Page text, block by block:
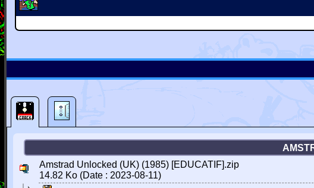
Amstrad Unlocked (UK) (1985) [EDUCATIF].zip
14.82 Ko (Date : 2023-08-11)